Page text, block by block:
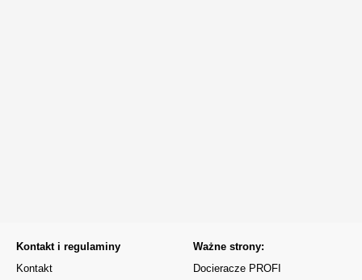
Kontakt i regulaminy
Kontakt
Ważne strony:
Docieracze PROFI